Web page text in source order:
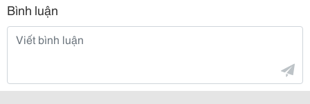
Bình luận